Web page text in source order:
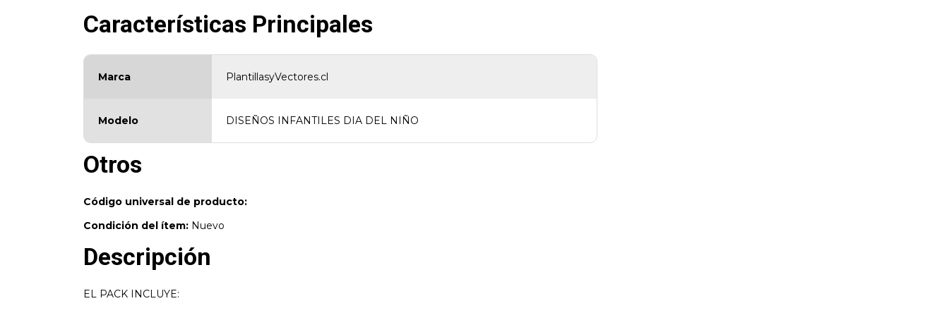
Características Principales
Marca PlantillasyVectores.cl
Modelo DISEÑOS INFANTILES DIA DEL NIÑO
Otros
Código universal de producto:
Condición del ítem: Nuevo
Descripción
EL PACK INCLUYE: